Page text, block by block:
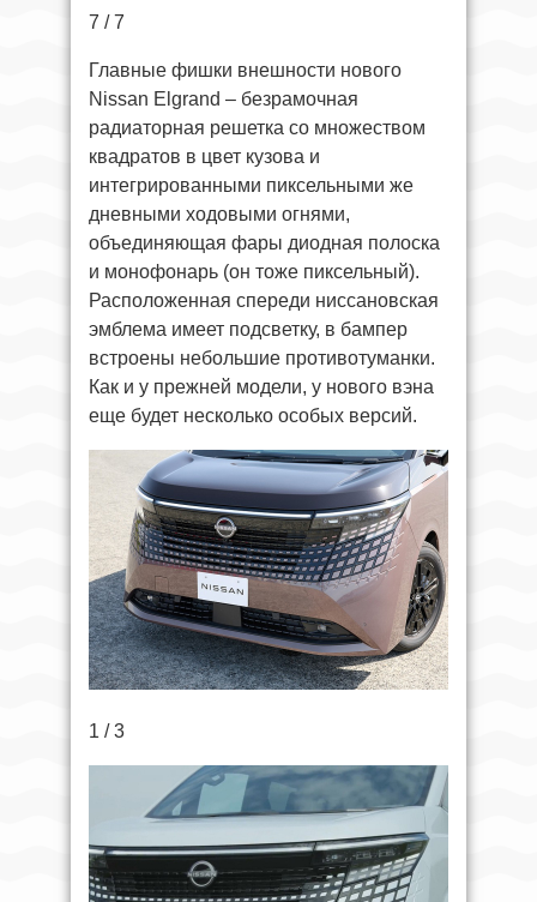
7 / 7
Главные фишки внешности нового
Nissan Elgrand – безрамочная
радиаторная решетка со множеством
квадратов в цвет кузова и
интегрированными пиксельными же
дневными ходовыми огнями,
объединяющая фары диодная полоска
и монофонарь (он тоже пиксельный).
Расположенная спереди ниссановская
эмблема имеет подсветку, в бампер
встроены небольшие противотуманки.
Как и у прежней модели, у нового вэна
еще будет несколько особых версий.
1 / 3